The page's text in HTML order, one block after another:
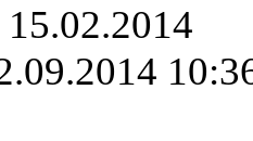
15.02.2014